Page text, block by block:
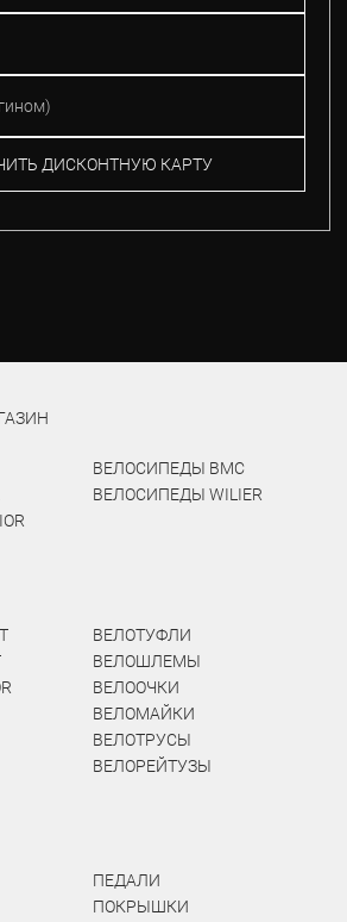
ДИСКОНТНУЮ КАРТУ
ВЕЛОСИПЕДЫ BMC
ВЕЛОСИПЕДЫ WILIER
ВЕЛОТУФЛИ
ВЕЛОШЛЕМЫ
ВЕЛООЧКИ
ВЕЛОМАЙКИ
ВЕЛОТРУСЫ
ВЕЛОРЕЙТУЗЫ
ПЕДАЛИ
ПОКРЫШКИ